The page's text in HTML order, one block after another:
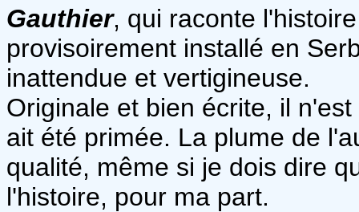
Gauthier, qui raconte
provisoirement installé en
inattendue et vertigineuse.
Originale et bien écrite, il
ait été primée. La plume de
qualité, même si je dois dire
l'histoire, pour ma part.